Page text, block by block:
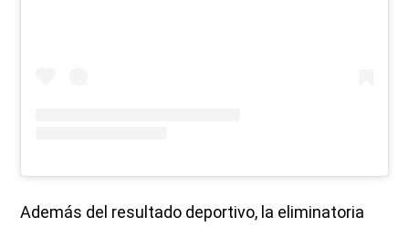
Además del resultado deportivo, la eliminatoria